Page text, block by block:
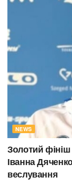
NEWS
Золотий
Іванна
веслування